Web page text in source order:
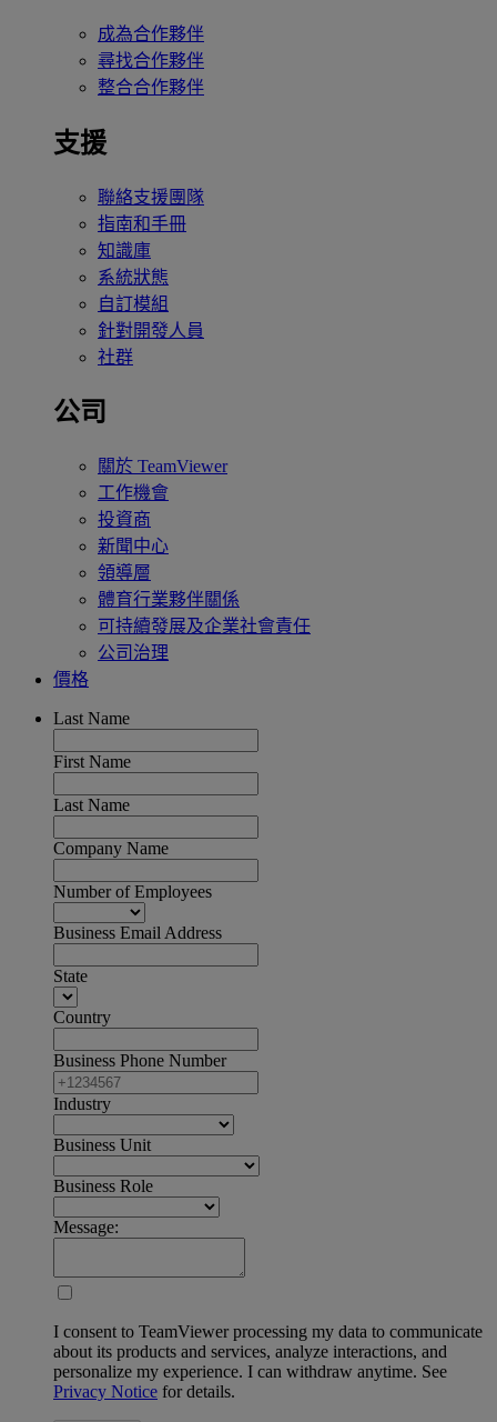
成為合作夥伴
尋找合作夥伴
整合合作夥伴
支援
聯絡支援團隊
指南和手冊
知識庫
系統狀態
自訂模組
針對開發人員
社群
公司
關於 TeamViewer
工作機會
投資商
新聞中心
領導層
體育行業夥伴關係
可持續發展及企業社會責任
公司治理
價格
Last Name
First Name
Last Name
Company Name
Number of Employees
Business Email Address
State
Country
Business Phone Number
Industry
Business Unit
Business Role
Message:
I consent to TeamViewer processing my data to communicate
about its products and services, analyze interactions, and
personalize my experience. I can withdraw anytime. See
Privacy Notice for details.